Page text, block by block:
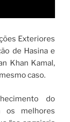
Exteriores
de Hasina e
Khan Kamal,
caso.
do
os melhores